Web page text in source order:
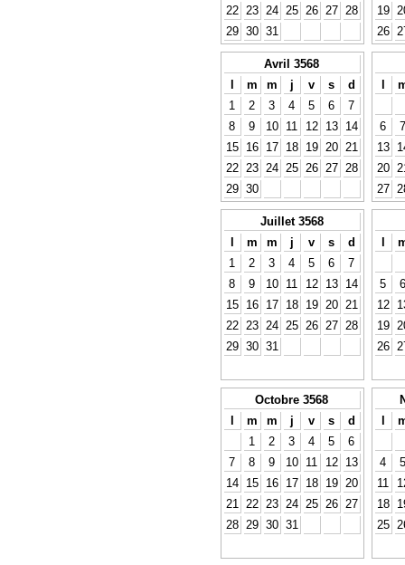
22
23 24 25 26 27
28
29 30 31
19
26
Avril 3568
l
m m j v s
d
1
2 3 4 5 6
7
8
9 10 11 12 13
14
15
16 17 18 19 20
21
22
23 24 25 26 27
28
29 30
l
6
7
13
20
27
Juillet 3568
l
m m j v s
d
1
2 3 4 5 6
7
8
9 10 11 12 13
14
15
16 17 18 19 20
21
22
23 24 25 26 27
28
29 30 31
l
5
6
12
19
26
Octobre 3568
l
m m j v s
d
1
2 3 4 5
6
7
8 9 10 11 12
13
14
15 16 17 18 19
20
21
22 23 24 25 26
27
28
29 30 31
l
4
5
11
18
25